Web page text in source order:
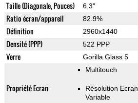
Taille (Diagonale, Pouces) 6.3"
Ratio écran/appareil 82.9%
Définition 2960x1440
Densité (PPP) 522 PPP
Verre Gorilla Glass 5
Propriété Ecran
Multitouch
Résolution Ecran
Variable